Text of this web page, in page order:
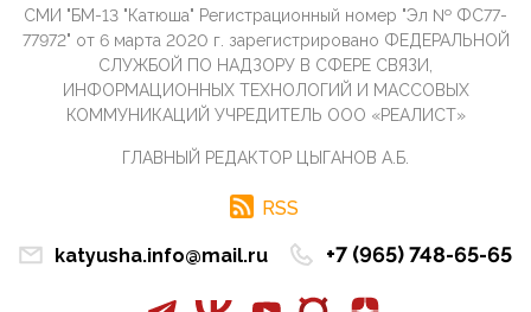
09:40, 10 Апреля 2026
Честно говоря, ситуация с продвижением через
российские крупнейшие СМИ персоны Эррола
Маска (отца Ил...
Те, кто стоят за массовым завозом в Россию
Благодаря знакомым, стали известны подробности
СМИ "БМ-13 "Катюша" Регистрационный номер "Эл № ФС77-
77972" от 6 марта 2020 г. зарегистрировано ФЕДЕРАЛЬНОЙ
СЛУЖБОЙ ПО НАДЗОРУ В СФЕРЕ СВЯЗИ,
ИНФОРМАЦИОННЫХ ТЕХНОЛОГИЙ И МАССОВЫХ
КОММУНИКАЦИЙ УЧРЕДИТЕЛЬ ООО «РЕАЛИСТ»
ГЛАВНЫЙ РЕДАКТОР ЦЫГАНОВ А.Б.
RSS
katyusha.info@mail.ru +7 (965) 748-65-65